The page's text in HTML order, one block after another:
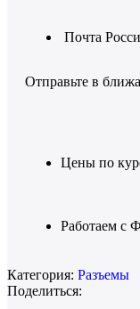
Почта
Отправьте в
Цены по
Работаем с
Категория: Разъемы
Поделиться: